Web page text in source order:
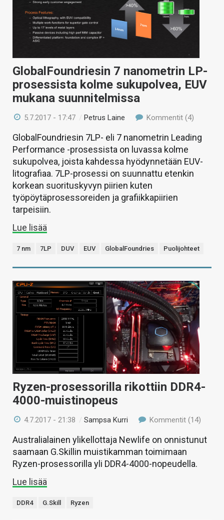
GlobalFoundriesin 7 nanometrin LP-
prosessista kolme sukupolvea, EUV
mukana suunnitelmissa
5.7.2017 - 17:47 /Petrus Laine Kommentit (4)
GlobalFoundriesin 7LP- eli 7 nanometrin Leading
Performance -prosessista on luvassa kolme
sukupolvea, joista kahdessa hyödynnetään EUV-
litografiaa. 7LP-prosessi on suunnattu etenkin
korkean suorituskyvyn piirien kuten
työpöytäprosessoreiden ja grafiikkapiirien
tarpeisiin.
Lue lisää
7 nm 7LP DUV EUV GlobalFoundries Puolijohteet
Ryzen-prosessorilla rikottiin DDR4-
4000-muistinopeus
4.7.2017 - 21:38 /Sampsa Kurri Kommentit (14)
Australialainen ylikellottaja Newlife on onnistunut
saamaan G.Skillin muistikamman toimimaan
Ryzen-prosessorilla yli DDR4-4000-nopeudella.
Lue lisää
DDR4 G.Skill Ryzen